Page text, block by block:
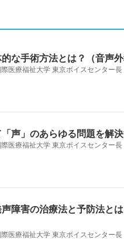
な手術方法とは？（音声外
医療福祉大学 東京ボイスセンター長
声」のあらゆる問題を解
医療福祉大学 東京ボイスセンター長
障害の治療法と予防法と
医療福祉大学 東京ボイスセンター長